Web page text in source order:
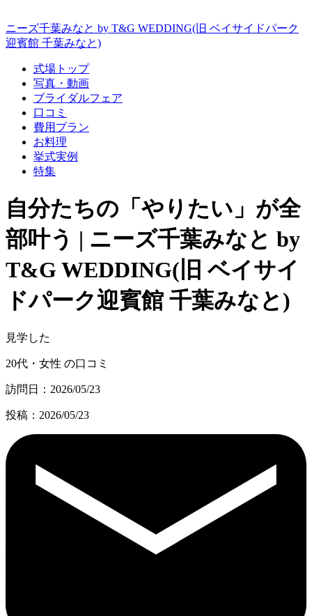
ニーズ千葉みなと by T&G WEDDING(旧 ベイサイドパーク
迎賓館 千葉みなと)
式場トップ
写真・動画
ブライダルフェア
口コミ
費用プラン
お料理
挙式実例
特集
自分たちの「やりたい」が全
部叶う | ニーズ千葉みなと by
T&G WEDDING(旧 ベイサイ
ドパーク迎賓館 千葉みなと)
見学した
20代・女性 の口コミ
訪問日：2026/05/23
投稿：2026/05/23